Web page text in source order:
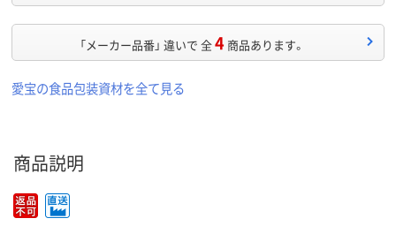
「メーカー品番」 違いで 全4 商品あります。
愛宝の食品包装資材を全て見る
商品説明